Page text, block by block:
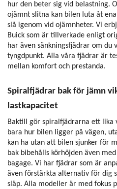
hur den beter sig vid belastning.
ojämnt slitna kan bilen luta åt
slå igenom vid ojämnheter. Vi
Buick som är tillverkade enligt
har även sänkningsfjädrar om du
tyngdpunkt. Alla våra fjädrar är
mellan komfort och prestanda.
Spiralfjädrar bak för jämn
lastkapacitet
Baktill gör spiralfjädrarna ett lika
bara hur bilen ligger på vägen,
kan ha utan att bilen sjunker för
bak bibehålls körhöjden även
bagage. Vi har fjädrar som är
även förstärkta alternativ för dig
släp. Alla modeller är med fokus